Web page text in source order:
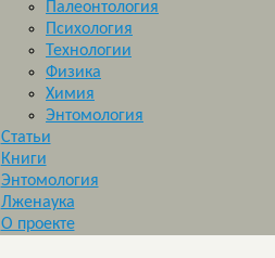
Палеонтология
Психология
Технологии
Физика
Химия
Энтомология
Статьи
Книги
Энтомология
Лженаука
О проекте